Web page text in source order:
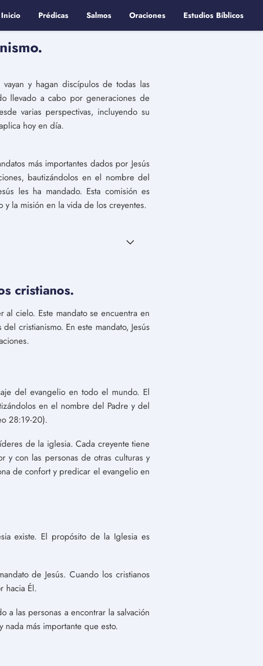
Inicio Prédicas Salmos Oraciones Estudios Bíblicos
y hagan discípulos de todas las
llevado a cabo por generaciones de
varias perspectivas, incluyendo su
hoy en día.
más importantes dados por Jesús
bautizándolos en el nombre del
les ha mandado. Esta comisión es
la misión en la vida de los creyentes.
cristianos.
al cielo. Este mandato se encuentra en
cristianismo. En este mandato, Jesús
del evangelio en todo el mundo. El
en el nombre del Padre y del
28:19-20).
de la iglesia. Cada creyente tiene
y con las personas de otras culturas y
de confort y predicar el evangelio en
existe. El propósito de la Iglesia es
de Jesús. Cuando los cristianos
hacia Él.
a las personas a encontrar la salvación
más importante que esto.